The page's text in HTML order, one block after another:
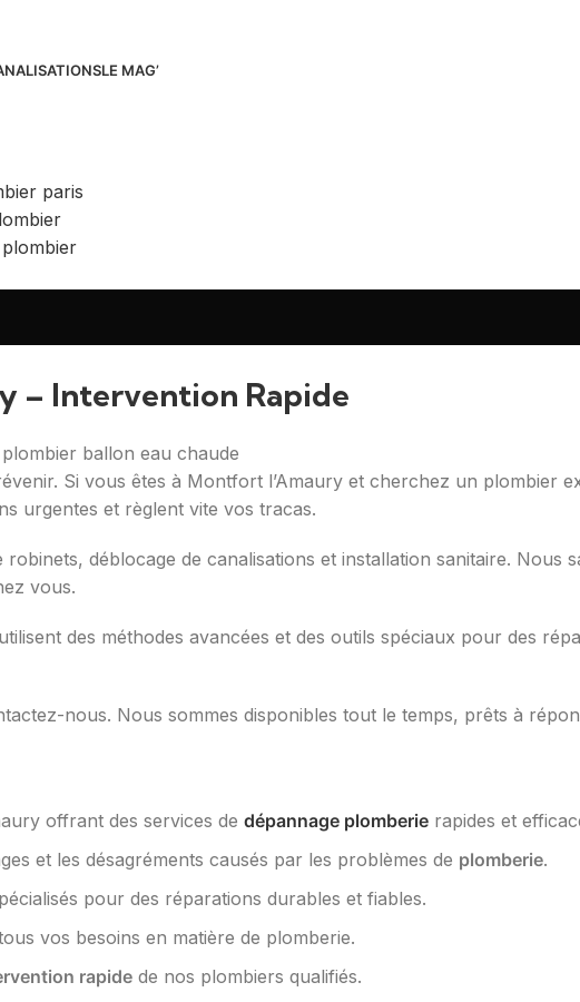
LE MAG’
– Intervention Rapide
Si vous êtes à Montfort l’Amaury et cherchez un plombier
urgentes et règlent vite vos tracas.
robinets, déblocage de canalisations et installation sanitaire. Nous
vous.
des méthodes avancées et des outils spéciaux pour des
nous. Nous sommes disponibles tout le temps, prêts à
offrant des services de dépannage plomberie rapides et
et les désagréments causés par les problèmes de plomberie.
pour des réparations durables et fiables.
vos besoins en matière de plomberie.
rapide de nos plombiers qualifiés.